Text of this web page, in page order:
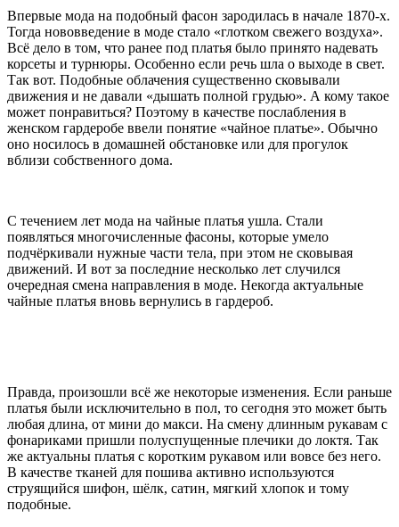
Впервые мода на подобный фасон зародилась в начале 1870-х.
Тогда нововведение в моде стало «глотком свежего воздуха».
Всё дело в том, что ранее под платья было принято надевать
корсеты и турнюры. Особенно если речь шла о выходе в свет.
Так вот. Подобные облачения существенно сковывали
движения и не давали «дышать полной грудью». А кому такое
может понравиться? Поэтому в качестве послабления в
женском гардеробе ввели понятие «чайное платье». Обычно
оно носилось в домашней обстановке или для прогулок
вблизи собственного дома.
С течением лет мода на чайные платья ушла. Стали
появляться многочисленные фасоны, которые умело
подчёркивали нужные части тела, при этом не сковывая
движений. И вот за последние несколько лет случился
очередная смена направления в моде. Некогда актуальные
чайные платья вновь вернулись в гардероб.
Правда, произошли всё же некоторые изменения. Если раньше
платья были исключительно в пол, то сегодня это может быть
любая длина, от мини до макси. На смену длинным рукавам с
фонариками пришли полуспущенные плечики до локтя. Так
же актуальны платья с коротким рукавом или вовсе без него.
В качестве тканей для пошива активно используются
струящийся шифон, шёлк, сатин, мягкий хлопок и тому
подобные.